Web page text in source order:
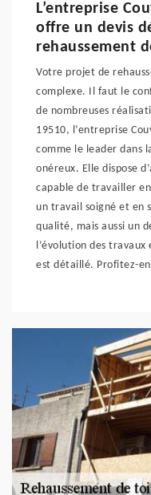
L’entreprise
offre un devis
rehaussement
Votre projet de
complexe. Il faut le
de nombreuses
19510, l’entreprise
comme le leader dans
onéreux. Elle dispose
capable de travailler
un travail soigné et en
qualité, mais aussi un
l’évolution des
est détaillé. Profitez-